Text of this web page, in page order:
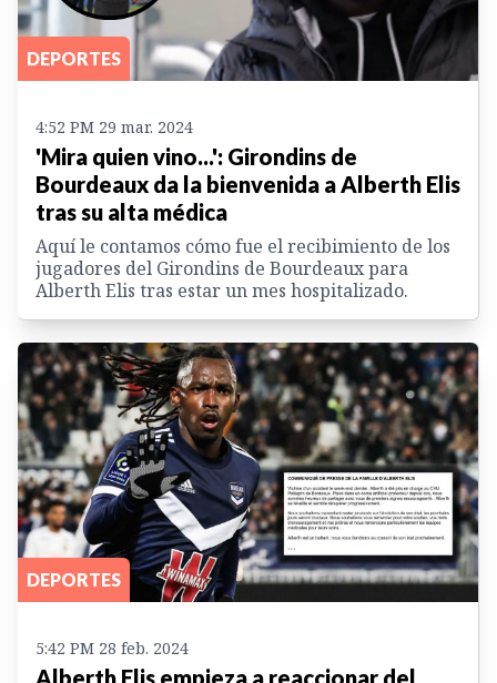
DEPORTES
4:52 PM 29 mar. 2024
'Mira quien vino...': Girondins de
Bourdeaux da la bienvenida a Alberth Elis
tras su alta médica
Aquí le contamos cómo fue el recibimiento de los
jugadores del Girondins de Bourdeaux para
Alberth Elis tras estar un mes hospitalizado.
DEPORTES
5:42 PM 28 feb. 2024
Alberth Elis empieza a reaccionar del